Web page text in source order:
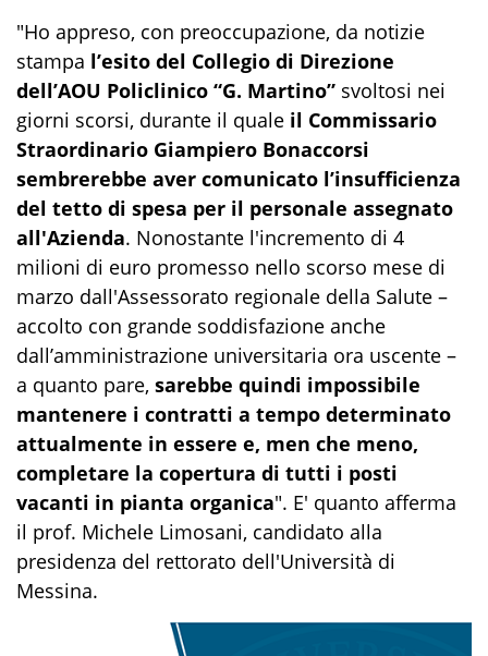
"Ho appreso, con preoccupazione, da notizie
stampa l’esito del Collegio di Direzione
dell’AOU Policlinico “G. Martino” svoltosi nei
giorni scorsi, durante il quale il Commissario
Straordinario Giampiero Bonaccorsi
sembrerebbe aver comunicato l’insufficienza
del tetto di spesa per il personale assegnato
all'Azienda. Nonostante l'incremento di 4
milioni di euro promesso nello scorso mese di
marzo dall'Assessorato regionale della Salute –
accolto con grande soddisfazione anche
dall’amministrazione universitaria ora uscente –
a quanto pare, sarebbe quindi impossibile
mantenere i contratti a tempo determinato
attualmente in essere e, men che meno,
completare la copertura di tutti i posti
vacanti in pianta organica". E' quanto afferma
il prof. Michele Limosani, candidato alla
presidenza del rettorato dell'Università di
Messina.